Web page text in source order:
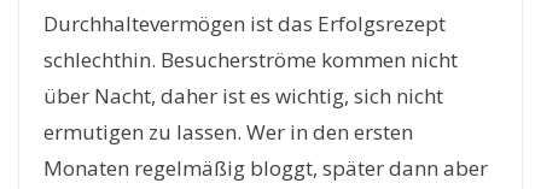
Durchhaltevermögen ist das Erfolgsrezept
schlechthin. Besucherströme kommen nicht
über Nacht, daher ist es wichtig, sich nicht
ermutigen zu lassen. Wer in den ersten
Monaten regelmäßig bloggt, später dann aber